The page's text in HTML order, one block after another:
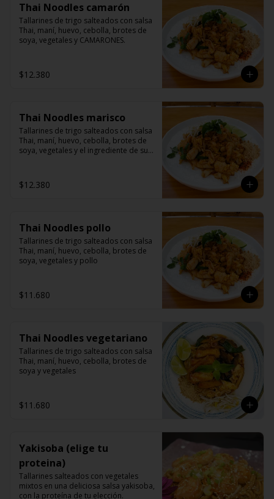
Thai Noodles camarón
Tallarines de trigo salteados con salsa
Thai, maní, huevo, cebolla, brotes de
soya, vegetales y CAMARONES.
$12.380
Thai Noodles marisco
Tallarines de trigo salteados con salsa
Thai, maní, huevo, cebolla, brotes de
soya, vegetales y el ingrediente de su
$12.380
Thai Noodles pollo
Tallarines de trigo salteados con salsa
Thai, maní, huevo, cebolla, brotes de
soya, vegetales y pollo
$11.680
Thai Noodles vegetariano
Tallarines de trigo salteados con salsa
Thai, maní, huevo, cebolla, brotes de
soya y vegetales
$11.680
Yakisoba (elige tu
proteina)
Tallarines salteados con vegetales
mixtos en una deliciosa salsa yakisoba,
con la proteína de tu elección.